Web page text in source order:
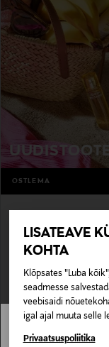
LISATEAVE
KOHTA
Klõpsates "Luba
seadmesse
veebisaidi
igal ajal muuta selle
Privaatsuspoliitika
OSTLEMA
RITUALS
Stockmann